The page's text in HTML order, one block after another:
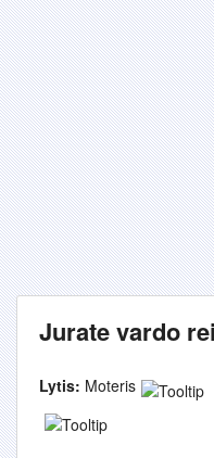
Jurate vardo
Lytis: Moteris